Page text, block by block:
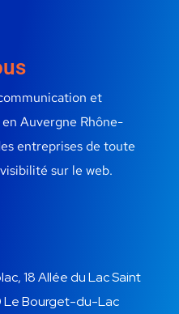
et
Auvergne Rhône-
entreprises de toute
sur le web.
18 Allée du Lac Saint
Le Bourget-du-Lac